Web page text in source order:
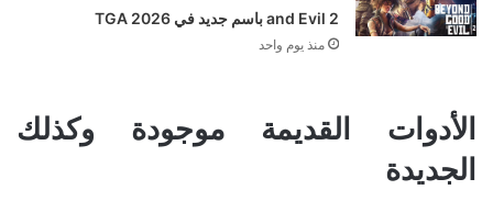
منذ يوم واحد
and Evil 2 باسم جديد في